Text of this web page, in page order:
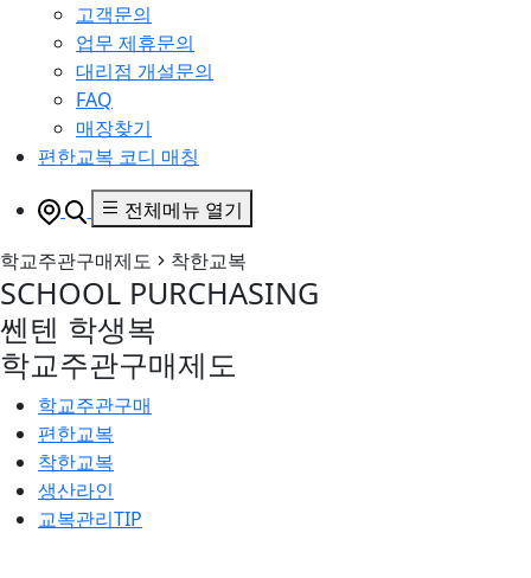
고객문의
업무 제휴문의
대리점 개설문의
FAQ
매장찾기
편한교복 코디 매칭
전체메뉴 열기
학교주관구매제도
착한교복
SCHOOL PURCHASING
쎈텐 학생복
학교주관구매제도
학교주관구매
편한교복
착한교복
생산라인
교복관리TIP